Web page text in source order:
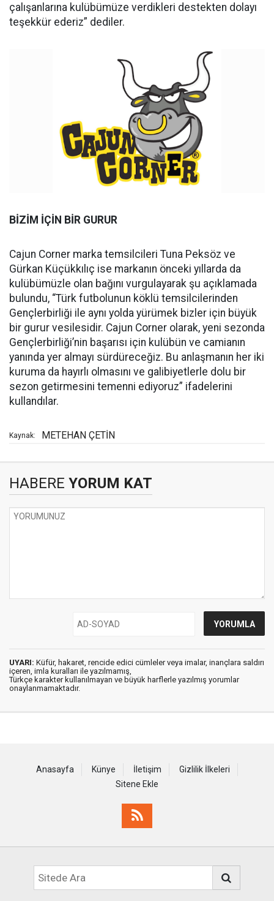
çalışanlarına kulübümüze verdikleri destekten dolayı
teşekkür ederiz” dediler.
BİZİM İÇİN BİR GURUR
Cajun Corner marka temsilcileri Tuna Peksöz ve
Gürkan Küçükkılıç ise markanın önceki yıllarda da
kulübümüzle olan bağını vurgulayarak şu açıklamada
bulundu, “Türk futbolunun köklü temsilcilerinden
Gençlerbirliği ile aynı yolda yürümek bizler için büyük
bir gurur vesilesidir. Cajun Corner olarak, yeni sezonda
Gençlerbirliği’nin başarısı için kulübün ve camianın
yanında yer almayı sürdüreceğiz. Bu anlaşmanın her iki
kuruma da hayırlı olmasını ve galibiyetlerle dolu bir
sezon getirmesini temenni ediyoruz” ifadelerini
kullandılar.
Kaynak: METEHAN ÇETİN
HABERE YORUM KAT
UYARI: Küfür, hakaret, rencide edici cümleler veya imalar, inançlara saldırı
içeren, imla kuralları ile yazılmamış,
Türkçe karakter kullanılmayan ve büyük harflerle yazılmış yorumlar
onaylanmamaktadır.
Anasayfa Künye İletişim
Gizlilik İlkeleri
Sitene Ekle